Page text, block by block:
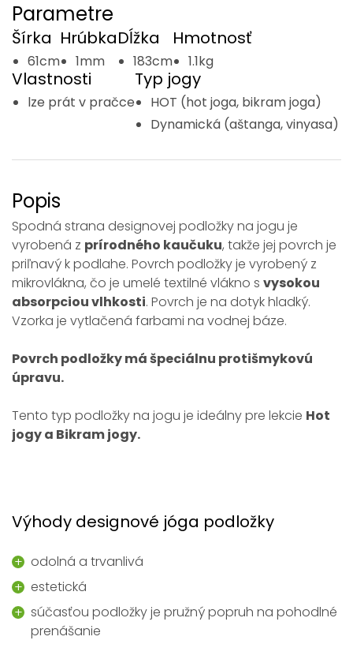
Parametre
Šírka
61cm
Hrúbka
1mm
Dĺžka
183cm
Hmotnosť
1.1kg
Vlastnosti
lze prát v pračce
Typ jogy
HOT (hot joga, bikram joga)
Dynamická (aštanga, vinyasa)
Popis
Spodná strana designovej podložky na jogu je
vyrobená z prírodného kaučuku, takže jej povrch je
priľnavý k podlahe. Povrch podložky je vyrobený z
mikrovlákna, čo je umelé textilné vlákno s vysokou
absorpciou vlhkosti. Povrch je na dotyk hladký.
Vzorka je vytlačená farbami na vodnej báze.
Povrch podložky má špeciálnu protišmykovú
úpravu.
Tento typ podložky na jogu je ideálny pre lekcie Hot
jogy a Bikram jogy.
Výhody designové jóga podložky
odolná a trvanlivá
estetická
súčasťou podložky je pružný popruh na pohodlné
prenášanie